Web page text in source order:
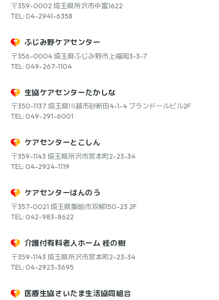
〒359-0002 埼玉県所沢市中富1622
TEL: 04-2941-6358
ふじみ野ケアセンター
〒356-0004埼玉県ふじみ野市上福岡3-3-7
TEL: 049-267-1104
生協ケアセンターたかしな
〒350-1137 埼玉県川越市砂新田4-1-4 ブランドールビル2F
TEL: 049-291-6001
ケアセンターとこしん
〒359-1143 埼玉県所沢市宮本町2-23-34
TEL: 04-2924-1119
ケアセンターはんのう
〒357-0021 埼玉県飯能市双柳150-23 2F
TEL: 042-983-8622
介護付有料老人ホーム 桂の樹
〒359-1143 埼玉県所沢市宮本町2-23-34
TEL: 04-2923-3695
医療生協さいたま生活協同組合